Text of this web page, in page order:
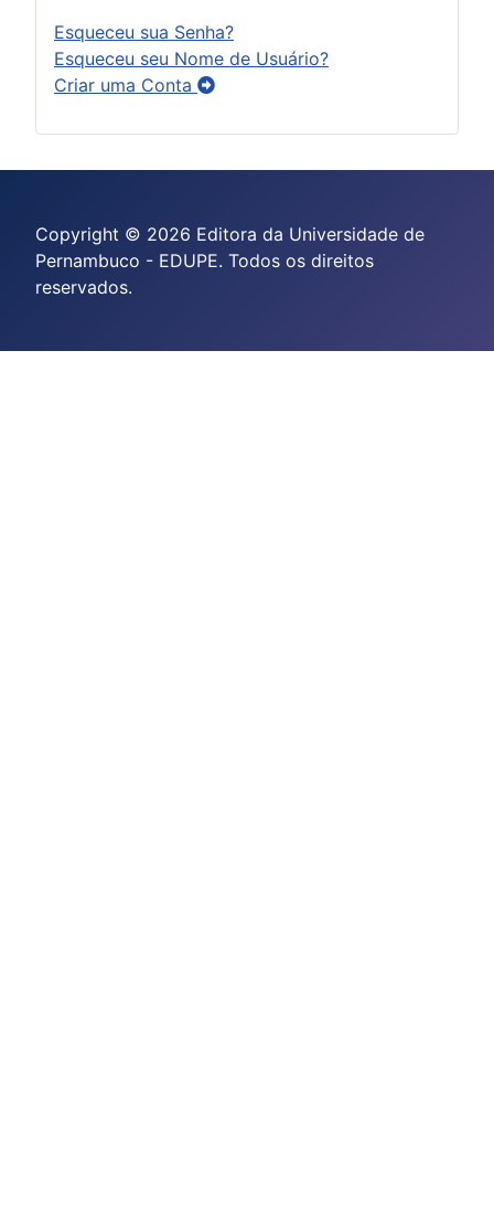
Esqueceu sua Senha?
Esqueceu seu Nome de Usuário?
Criar uma Conta
Copyright © 2026 Editora da Universidade de
Pernambuco - EDUPE. Todos os direitos
reservados.